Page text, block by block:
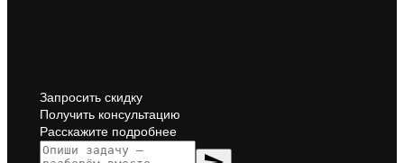
Запросить скидку
Получить консультацию
Расскажите подробнее